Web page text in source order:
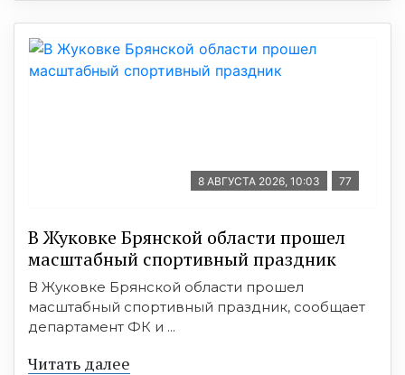
8 АВГУСТА 2026, 10:03 77
В Жуковке Брянской области прошел
масштабный спортивный праздник
В Жуковке Брянской области прошел
масштабный спортивный праздник, сообщает
департамент ФК и ...
Читать далее